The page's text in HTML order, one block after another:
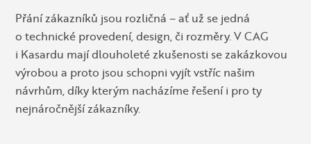
Přání zákazníků jsou rozličná – ať už se jedná
o technické provedení, design, či rozměry. V CAG
i Kasardu mají dlouholeté zkušenosti se zakázkovou
výrobou a proto jsou schopni vyjít vstříc našim
návrhům, díky kterým nacházíme řešení i pro ty
nejnáročnější zákazníky.